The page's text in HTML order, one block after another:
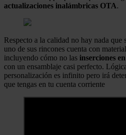
actualizaciones inalámbricas OTA.
Respecto a la calidad no hay nada que
uno de sus rincones cuenta con
incluyendo cómo no las inserciones
con un ensamblaje casi perfecto.
personalización es infinito pero irá
que tengas en tu cuenta corriente